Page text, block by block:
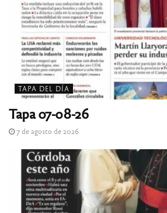
TAPA DEL DÍA
Tapa 07-08-26
7 de agosto de 2026